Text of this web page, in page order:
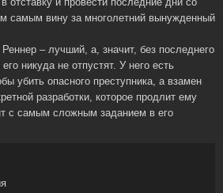
самым вину за многолетний вынужденный
– лучший, а, значит, без последнего
никуда не отпустят. У него есть
убить опасного преступника, а взамен
разработки, которое продлит ему
с самым сложным заданием в его